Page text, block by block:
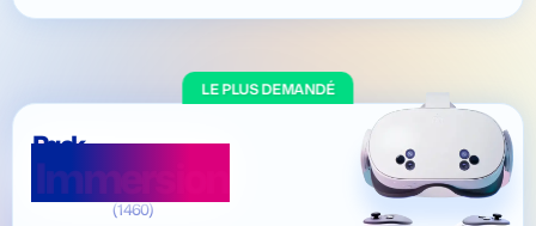
LE PLUS DEMANDÉ
Pack
Immersion
(1460)